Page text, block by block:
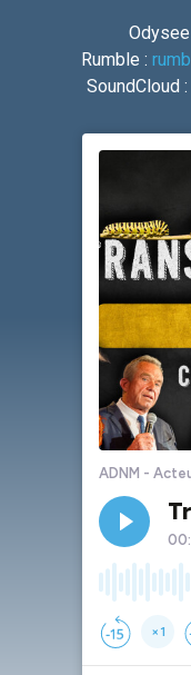
Odysee
Rumble :
SoundCloud :